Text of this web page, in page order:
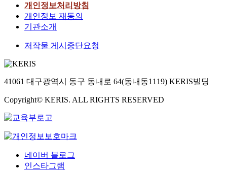
개인정보처리방침
개인정보 재동의
기관소개
저작물 게시중단요청
41061 대구광역시 동구 동내로 64(동내동1119) KERIS빌딩
Copyright© KERIS. ALL RIGHTS RESERVED
네이버 블로그
인스타그램